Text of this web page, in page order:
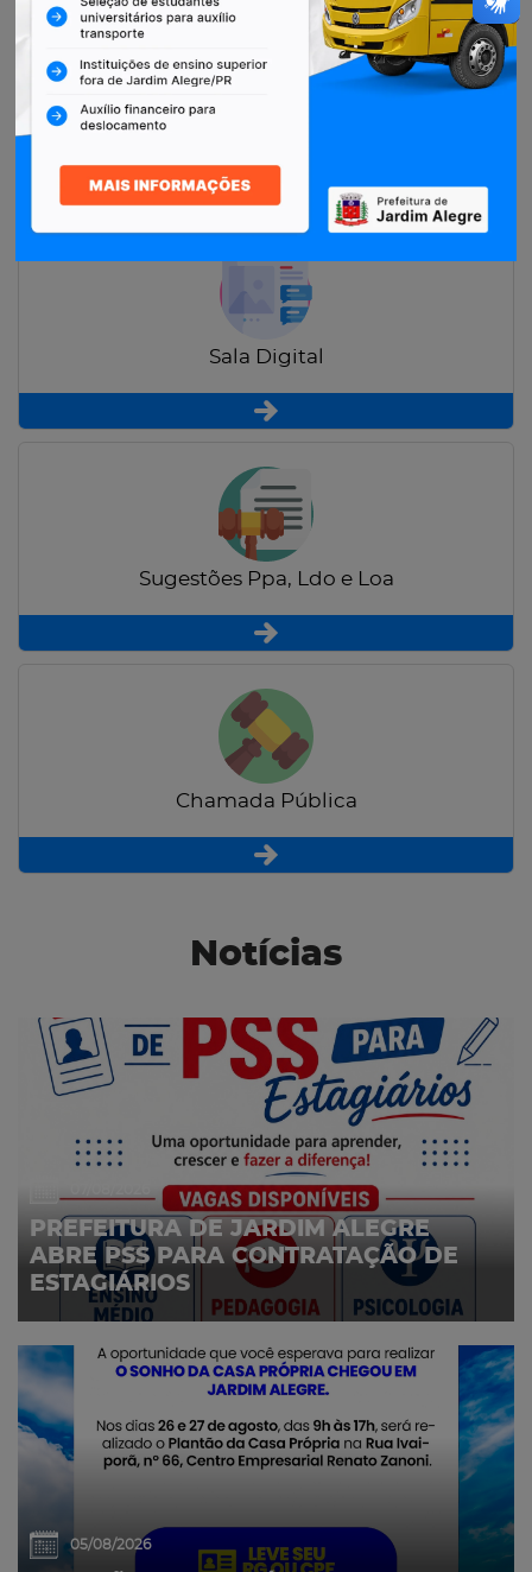
Restituição de Contribuintes
Sala Digital
Sugestões Ppa, Ldo e Loa
Chamada Pública
Notícias
PREFEITURA DE JARDIM ALEGRE
ABRE PSS PARA CONTRATAÇÃO DE
ESTAGIÁRIOS
05/08/2026